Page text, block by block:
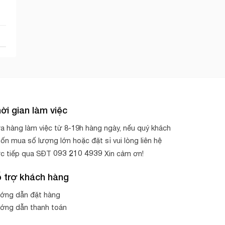
gian làm việc
hàng làm việc từ 8-19h hàng ngày, nếu quý khách
mua số lượng lớn hoặc đặt sỉ vui lòng liên hệ
tiếp qua SĐT 093 210 4939 Xin cảm ơn!
trợ khách hàng
dẫn đặt hàng
dẫn thanh toán